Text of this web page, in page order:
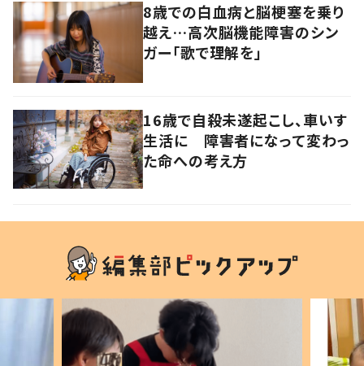
8歳での白血病と脳梗塞を乗り
越え…高次脳機能障害のシン
ガー「歌で理解を」
16歳で自殺未遂起こし、車いす
生活に 障害者になって変わっ
た命への考え方